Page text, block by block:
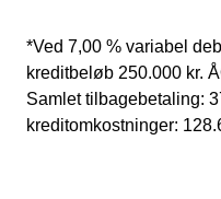
*Ved 7,00 % variabel
kreditbeløb 250.000 kr.
Samlet tilbagebetaling:
kreditomkostninger: